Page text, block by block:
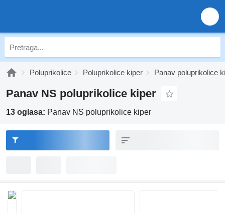
Poluprikolice Poluprikolice kiper Panav poluprikolice
Panav NS poluprikolice kiper
13 oglasa: Panav NS poluprikolice kiper